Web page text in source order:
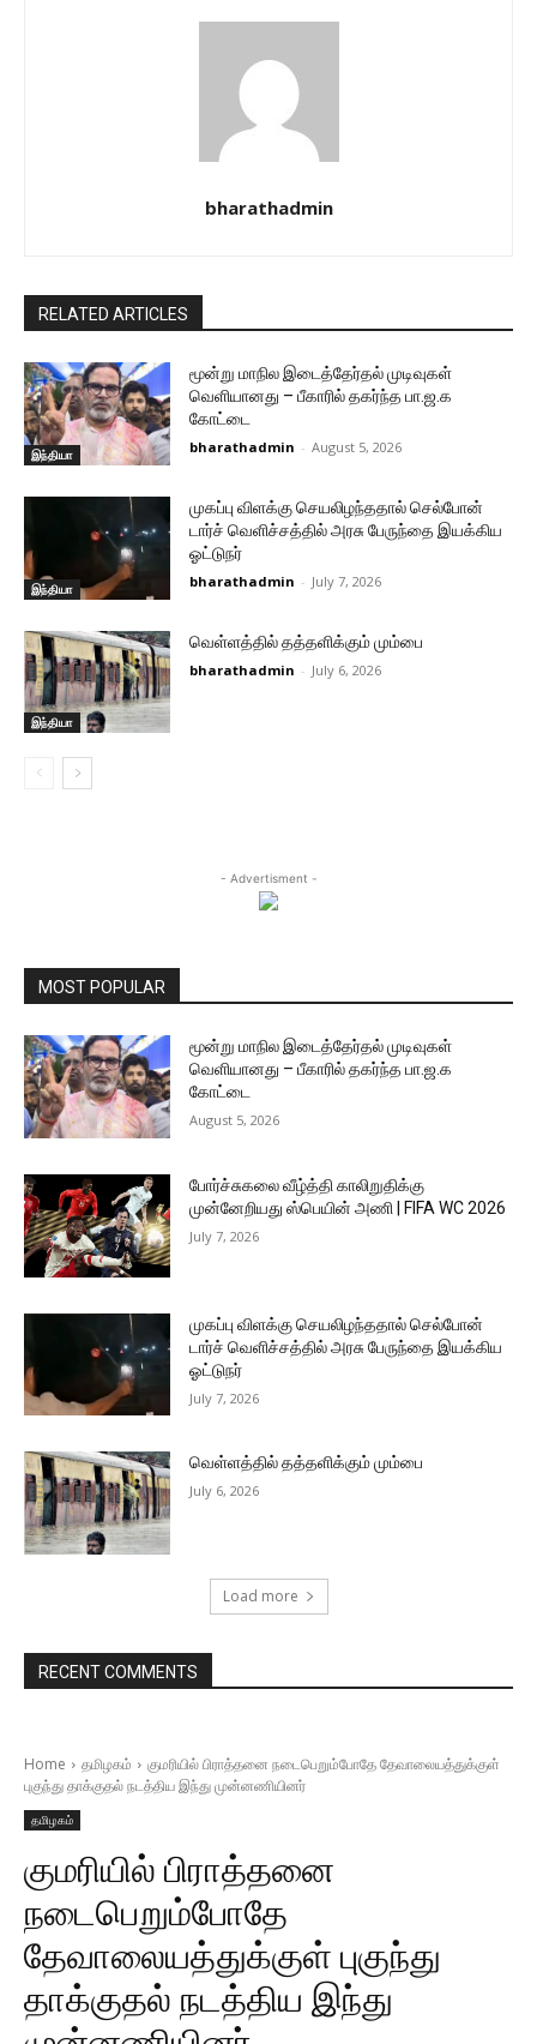
bharathadmin
RELATED ARTICLES
இந்தியா
மூன்று மாநில இடைத்தேர்தல் முடிவுகள்
வெளியானது – பீகாரில் தகர்ந்த பா.ஜ.க
கோட்டை
bharathadmin - August 5, 2026
இந்தியா
முகப்பு விளக்கு செயலிழந்ததால் செல்போன்
டார்ச் வெளிச்சத்தில் அரசு பேருந்தை இயக்கிய
ஓட்டுநர்
bharathadmin - July 7, 2026
இந்தியா
வெள்ளத்தில் தத்தளிக்கும் மும்பை
bharathadmin - July 6, 2026
- Advertisment -
MOST POPULAR
மூன்று மாநில இடைத்தேர்தல் முடிவுகள்
வெளியானது – பீகாரில் தகர்ந்த பா.ஜ.க
கோட்டை
August 5, 2026
போர்ச்சுகலை வீழ்த்தி காலிறுதிக்கு
முன்னேறியது ஸ்பெயின் அணி | FIFA WC 2026
July 7, 2026
முகப்பு விளக்கு செயலிழந்ததால் செல்போன்
டார்ச் வெளிச்சத்தில் அரசு பேருந்தை இயக்கிய
ஓட்டுநர்
July 7, 2026
வெள்ளத்தில் தத்தளிக்கும் மும்பை
July 6, 2026
Load more
RECENT COMMENTS